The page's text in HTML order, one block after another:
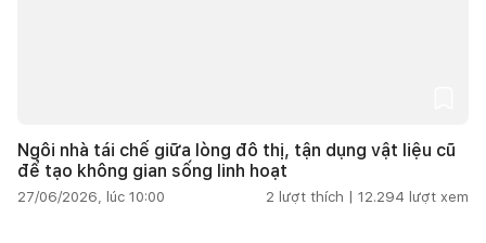
Ngôi nhà tái chế giữa lòng đô thị, tận dụng vật liệu cũ
để tạo không gian sống linh hoạt
27/06/2026, lúc 10:00 2 lượt thích | 12.294 lượt xem